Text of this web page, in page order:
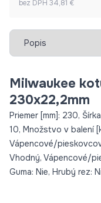
bez DPH 34,81 €
Vybrať záložku
Milwaukee
230x22,2mm
Priemer [mm]: 230,
10, Množstvo v balení
Vápencové/
Vhodný, Vápencové/
Guma: Nie, Hrubý rez: